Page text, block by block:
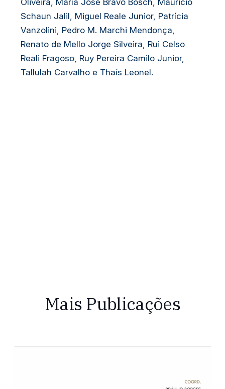
Schaun Jalil, Miguel Reale Junior, Patrícia
Vanzolini, Pedro M. Marchi Mendonça,
Renato de Mello Jorge Silveira, Rui Celso
Reali Fragoso, Ruy Pereira Camilo Junior,
Tallulah Carvalho e Thaís Leonel.
Mais Publicações